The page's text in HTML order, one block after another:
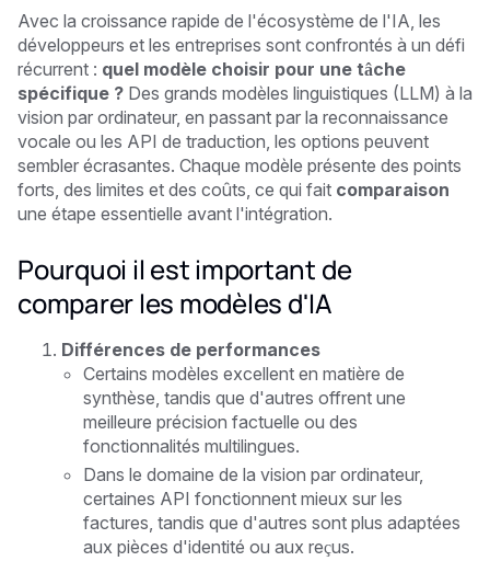
Avec la croissance rapide de l'écosystème de l'IA, les
développeurs et les entreprises sont confrontés à un défi
récurrent : quel modèle choisir pour une tâche
spécifique ? Des grands modèles linguistiques (LLM) à la
vision par ordinateur, en passant par la reconnaissance
vocale ou les API de traduction, les options peuvent
sembler écrasantes. Chaque modèle présente des points
forts, des limites et des coûts, ce qui fait comparaison
une étape essentielle avant l'intégration.
Pourquoi il est important de
comparer les modèles d'IA
Différences de performances
Certains modèles excellent en matière de
synthèse, tandis que d'autres offrent une
meilleure précision factuelle ou des
fonctionnalités multilingues.
Dans le domaine de la vision par ordinateur,
certaines API fonctionnent mieux sur les
factures, tandis que d'autres sont plus adaptées
aux pièces d'identité ou aux reçus.